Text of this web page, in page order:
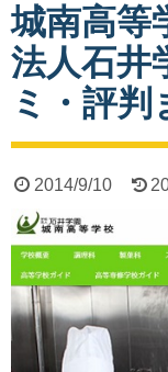
城南高等
法人石井
ミ・評判
2014/9/10